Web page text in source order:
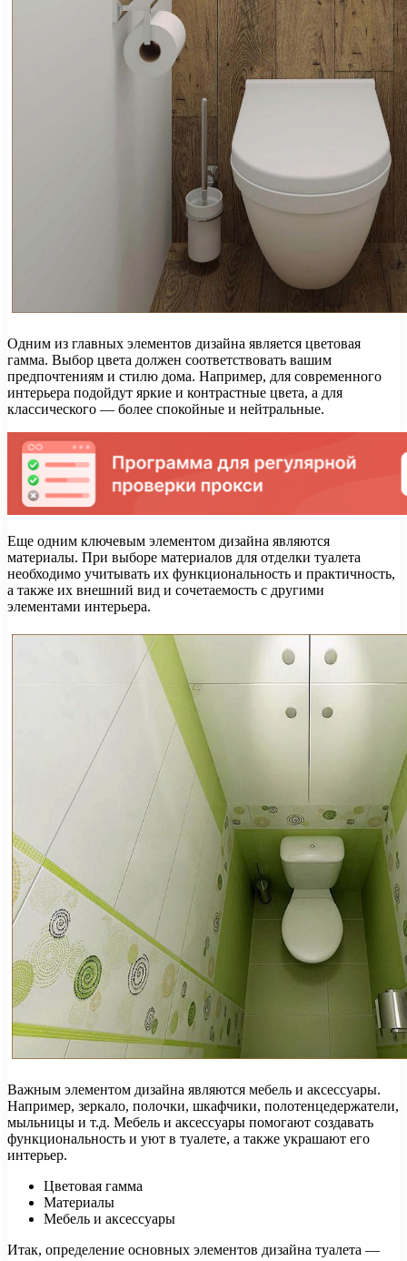
Одним из главных элементов дизайна является цветовая
гамма. Выбор цвета должен соответствовать вашим
предпочтениям и стилю дома. Например, для современного
интерьера подойдут яркие и контрастные цвета, а для
классического — более спокойные и нейтральные.
Еще одним ключевым элементом дизайна являются
материалы. При выборе материалов для отделки туалета
необходимо учитывать их функциональность и практичность,
а также их внешний вид и сочетаемость с другими
элементами интерьера.
Важным элементом дизайна являются мебель и аксессуары.
Например, зеркало, полочки, шкафчики, полотенцедержатели,
мыльницы и т.д. Мебель и аксессуары помогают создавать
функциональность и уют в туалете, а также украшают его
интерьер.
Цветовая гамма
Материалы
Мебель и аксессуары
Итак, определение основных элементов дизайна туалета —